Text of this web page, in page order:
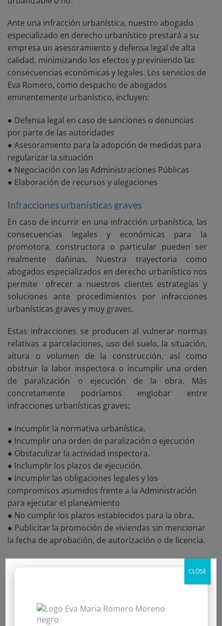
Ante una infracción urbanística, nuestro abogado
especializado en derecho urbanístico prestará a su
empresa un asesoramiento y defensa legal de alta
calidad, minimizando los efectos y previniendo las
consecuencias económicas y legales. Los servicios de
Eva Romero, como despacho de abogados
eminentemente urbanístico, incluyen:
● Defensa legal en caso de sanciones o denuncias
por parte de las autoridades
● Asesoramiento para la adopción de medidas para
regularizar la situación
● Negociación con las Administraciones Públicas
● Elaboración de recursos y alegaciones
Infracciones urbanísticas graves
En caso de incurrir en una infracción urbanística, las
consecuencias legales y económicas para la
promotora, constructora o particular pueden ser
realmente dañinas. Nuestra trayectoria como
abogados especializados en derecho urbanístico nos
permite ofrecer a nuestros clientes estrategias y
soluciones ante procedimientos por infracciones
urbanísticas graves y muy graves.
Estas infracciones se producen al vulnerar normas
relativas a parcelaciones, uso del suelo, la situación,
altura o volumen de la construcción, así como
obstruir la labor inspectora o incumplir una orden
de paralización o ejecución de la obra. Más
concretamente podríamos englobar entre
infracciones urbanísticas graves:
● Incumplir la normativa urbanística.
● Incumplir una orden de paralización o ejecución
● Obstaculizar la actividad inspectora.
● Inclumplir los plazos de ejecución.
● Incumplir las obligaciones legales y los
compromisos asumidos frente a la Administración
para ejecutar el planeamiento
● No cumplir los plazos establecidos para la obra.
● Publicitar la promoción de viviendas sin mencionar
la fecha de aprobación, de autorización o de licencia.
graves perjuicios tanto a la Administración Pública
como al entorno. Así, englobaríamos como
CLOSE